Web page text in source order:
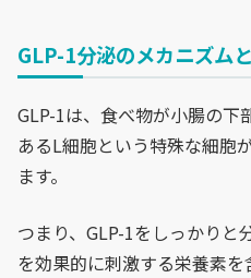
GLP-1分泌のメカニズム
GLP-1は、食べ物が小腸の下
あるL細胞という特殊な細胞
ます。
つまり、GLP-1をしっかりと
を効果的に刺激する栄養素